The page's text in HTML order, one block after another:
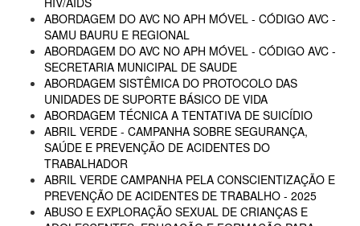
ABORDAGEM DO AVC NO APH MÓVEL - CÓDIGO AVC -
SAMU BAURU E REGIONAL
ABORDAGEM DO AVC NO APH MÓVEL - CÓDIGO AVC -
SECRETARIA MUNICIPAL DE SAUDE
ABORDAGEM SISTÊMICA DO PROTOCOLO DAS
UNIDADES DE SUPORTE BÁSICO DE VIDA
ABORDAGEM TÉCNICA A TENTATIVA DE SUICÍDIO
ABRIL VERDE - CAMPANHA SOBRE SEGURANÇA,
SAÚDE E PREVENÇÃO DE ACIDENTES DO
TRABALHADOR
ABRIL VERDE CAMPANHA PELA CONSCIENTIZAÇÃO E
PREVENÇÃO DE ACIDENTES DE TRABALHO - 2025
ABUSO E EXPLORAÇÃO SEXUAL DE CRIANÇAS E